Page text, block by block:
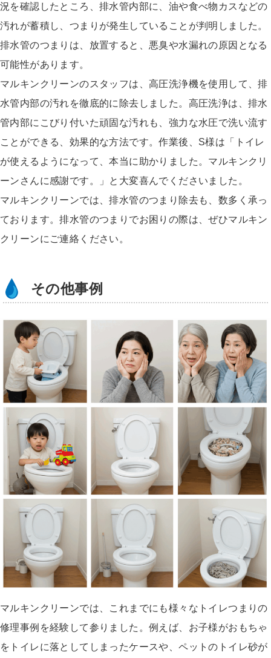
況を確認したところ、排水管内部に、油や食べ物カスなどの
汚れが蓄積し、つまりが発生していることが判明しました。
排水管のつまりは、放置すると、悪臭や水漏れの原因となる
可能性があります。
マルキンクリーンのスタッフは、高圧洗浄機を使用して、排
水管内部の汚れを徹底的に除去しました。高圧洗浄は、排水
管内部にこびり付いた頑固な汚れも、強力な水圧で洗い流す
ことができる、効果的な方法です。作業後、S様は「トイレ
が使えるようになって、本当に助かりました。マルキンクリ
ーンさんに感謝です。」と大変喜んでくださいました。
マルキンクリーンでは、排水管のつまり除去も、数多く承っ
ております。排水管のつまりでお困りの際は、ぜひマルキン
クリーンにご連絡ください。
その他事例
マルキンクリーンでは、これまでにも様々なトイレつまりの
修理事例を経験して参りました。例えば、お子様がおもちゃ
をトイレに落としてしまったケースや、ペットのトイレ砂が